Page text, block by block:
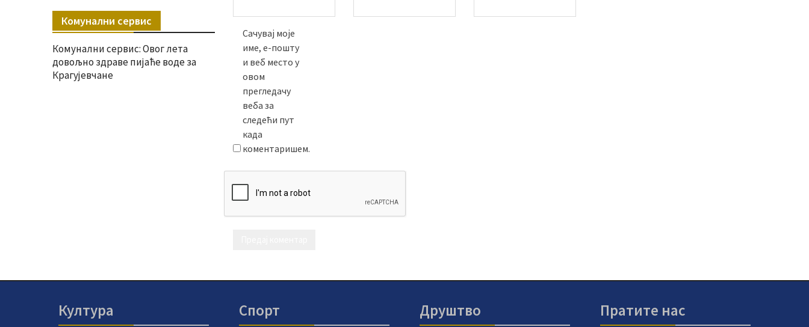
Сачувај моје
име, е-пошту
и веб место у
овом
прегледачу
веба за
следећи пут
када
коментаришем.
Комунални сервис
Комунални сервис: Овог лета
довољно здраве пијаће воде за
Крагујевчане
Култура Спорт Друштво Пратите нас